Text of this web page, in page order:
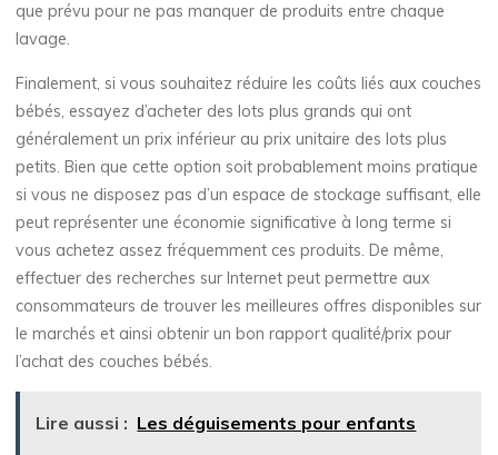
que prévu pour ne pas manquer de produits entre chaque
lavage.
Finalement, si vous souhaitez réduire les coûts liés aux couches
bébés, essayez d’acheter des lots plus grands qui ont
généralement un prix inférieur au prix unitaire des lots plus
petits. Bien que cette option soit probablement moins pratique
si vous ne disposez pas d’un espace de stockage suffisant, elle
peut représenter une économie significative à long terme si
vous achetez assez fréquemment ces produits. De même,
effectuer des recherches sur Internet peut permettre aux
consommateurs de trouver les meilleures offres disponibles sur
le marchés et ainsi obtenir un bon rapport qualité/prix pour
l’achat des couches bébés.
Lire aussi : Les déguisements pour enfants